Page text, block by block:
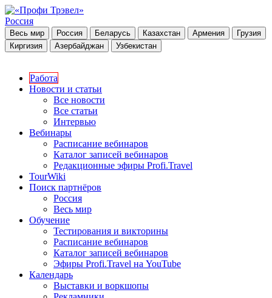
Россия
Весь мир Россия Беларусь Казахстан Армения
Грузия
Киргизия
Азербайджан Узбекистан
Работа
Новости и статьи
Все новости
Все статьи
Интервью
Вебинары
Расписание вебинаров
Каталог записей вебинаров
Редакционные эфиры Profi.Travel
TourWiki
Поиск партнёров
Россия
Весь мир
Обучение
Тестирования и викторины
Расписание вебинаров
Каталог записей вебинаров
Эфиры Profi.Travel на YouTube
Календарь
Выставки и воркшопы